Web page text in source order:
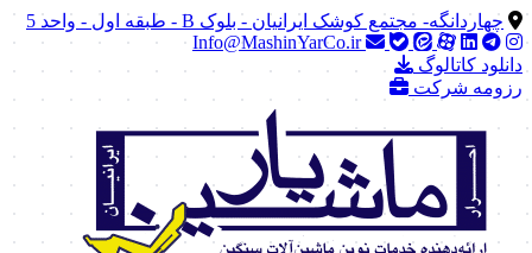
چهاردانگه- مجتمع کوشک ایرانیان - بلوک B - طبقه اول - واحد 5
Info@MashinYarCo.ir
دانلود کاتالوگ
رزومه شرکت